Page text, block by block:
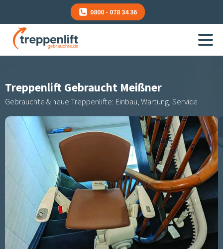
0800 - 078 34 36
Treppenlift Gebraucht Meißner
Gebrauchte & neue Treppenlifte: Einbau, Wartung, Service